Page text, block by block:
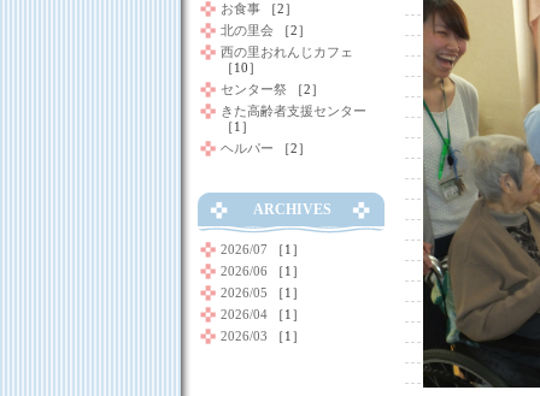
お食事 ［2］
北の里会 ［2］
西の里おれんじカフェ
［10］
センター祭 ［2］
きた高齢者支援センター
［1］
ヘルパー ［2］
ARCHIVES
2026/07 ［1］
2026/06 ［1］
2026/05 ［1］
2026/04 ［1］
2026/03 ［1］